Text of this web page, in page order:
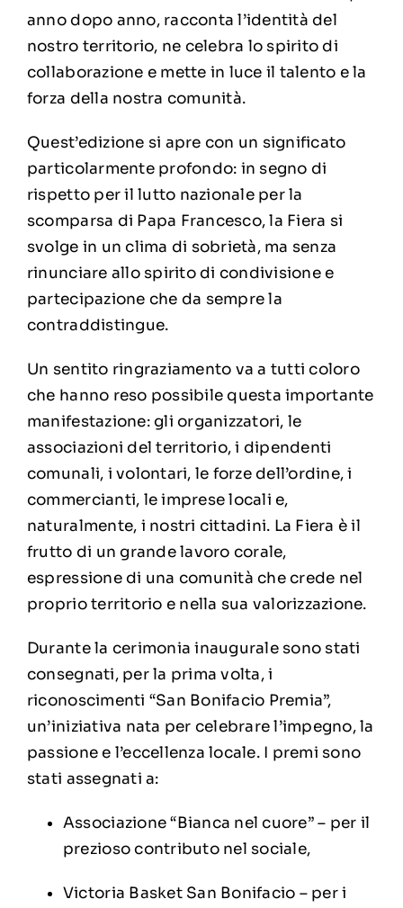
anno dopo anno, racconta l’identità del
nostro territorio, ne celebra lo spirito di
collaborazione e mette in luce il talento e la
forza della nostra comunità.
Quest’edizione si apre con un significato
particolarmente profondo: in segno di
rispetto per il lutto nazionale per la
scomparsa di Papa Francesco, la Fiera si
svolge in un clima di sobrietà, ma senza
rinunciare allo spirito di condivisione e
partecipazione che da sempre la
contraddistingue.
Un sentito ringraziamento va a tutti coloro
che hanno reso possibile questa importante
manifestazione: gli organizzatori, le
associazioni del territorio, i dipendenti
comunali, i volontari, le forze dell’ordine, i
commercianti, le imprese locali e,
naturalmente, i nostri cittadini. La Fiera è il
frutto di un grande lavoro corale,
espressione di una comunità che crede nel
proprio territorio e nella sua valorizzazione.
Durante la cerimonia inaugurale sono stati
consegnati, per la prima volta, i
riconoscimenti “San Bonifacio Premia”,
un’iniziativa nata per celebrare l’impegno, la
passione e l’eccellenza locale. I premi sono
stati assegnati a:
Associazione “Bianca nel cuore” – per il
prezioso contributo nel sociale,
Victoria Basket San Bonifacio – per i